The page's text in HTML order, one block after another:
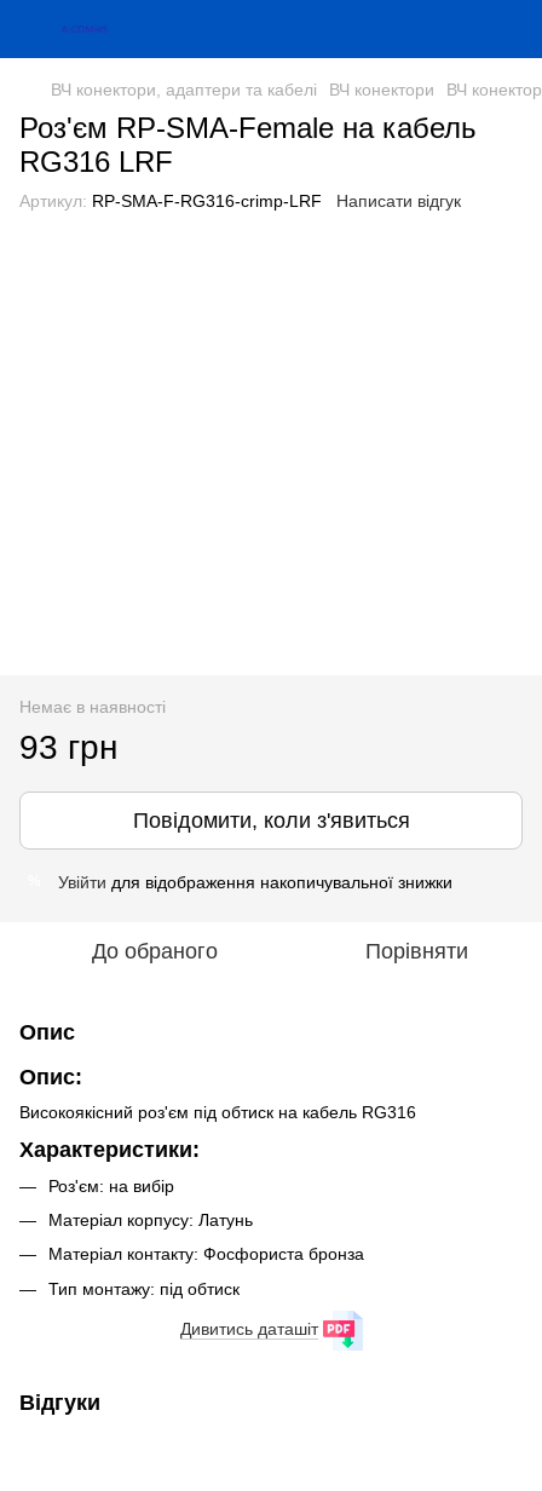
ВЧ конектори, адаптери та кабелі ВЧ конектори ВЧ
Роз'єм RP-SMA-Female на кабель
RG316 LRF
Артикул: RP-SMA-F-RG316-crimp-LRF Написати відгук
Немає в наявності
93 грн
Повідомити, коли з'явиться
Увійти для відображення накопичувальної знижки
До обраного Порівняти
Опис
Опис:
Високоякісний роз'єм під обтиск на кабель RG316
Характеристики:
Роз'єм: на вибір
Матеріал корпусу: Латунь
Матеріал контакту: Фосфориста бронза
Тип монтажу: під обтиск
Дивитись даташіт
Відгуки